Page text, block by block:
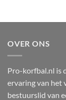
OVER ONS
Pro-korfbal.nl is
ervaring van het
bestuurslid van